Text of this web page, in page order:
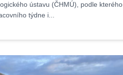
ústavu (ČHMÚ), podle kterého
týdne i...